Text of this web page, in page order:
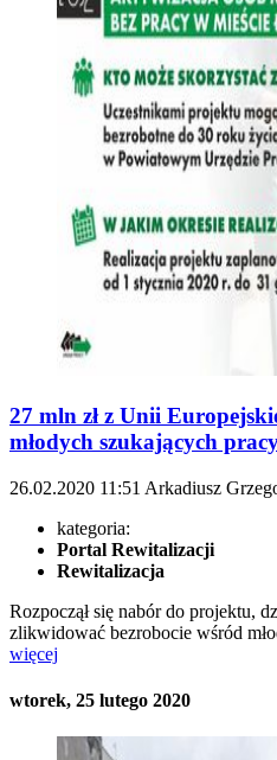
27 mln zł z Unii
młodych szukających
26.02.2020 11:51 Arkadiusz
kategoria:
Portal Rewitalizacji
Rewitalizacja
Rozpoczął się nabór do projektu,
zlikwidować bezrobocie wśród
więcej
wtorek, 25 lutego 2020